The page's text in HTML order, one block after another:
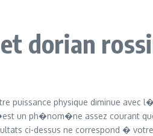
dorian
puissance physique diminue avec
un ph�nom�ne assez courant
ci-dessus ne correspond �